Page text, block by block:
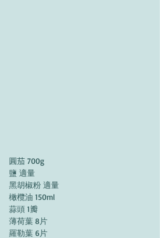
圓茄 700g
鹽 適量
黑胡椒粉 適量
橄欖油 150ml
蒜頭 1瓣
薄荷葉 8片
羅勒葉 6片